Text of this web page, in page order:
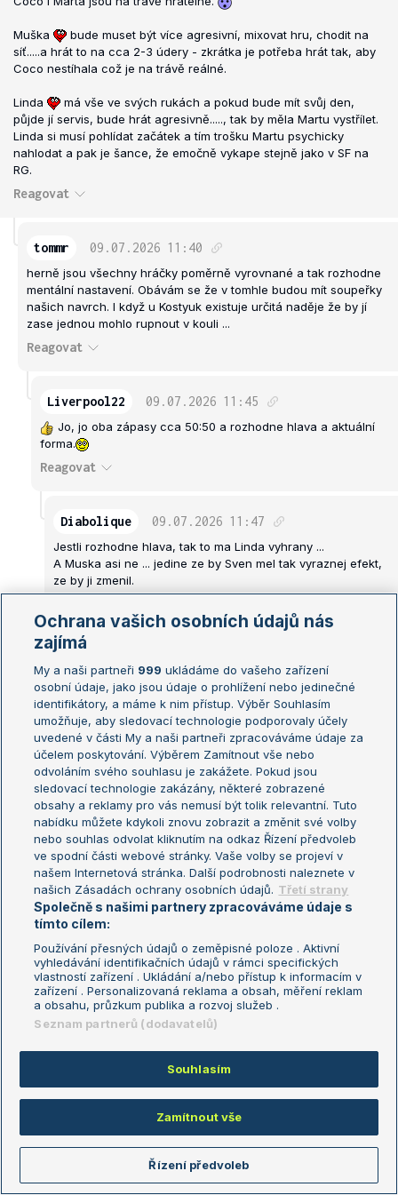
Muška
bude muset být více agresivní, mixovat hru, chodit na
síť.....a hrát to na cca 2-3 údery - zkrátka je potřeba hrát tak, aby
Coco nestíhala což je na trávě reálné.
Linda
má vše ve svých rukách a pokud bude mít svůj den,
půjde jí servis, bude hrát agresivně....., tak by měla Martu vystřílet.
Linda si musí pohlídat začátek a tím trošku Martu psychicky
nahlodat a pak je šance, že emočně vykape stejně jako v SF na
RG.
Reagovat
tommr 09.07.2026 11:40
herně jsou všechny hráčky poměrně vyrovnané a tak rozhodne
mentální nastavení. Obávám se že v tomhle budou mít soupeřky
našich navrch. I když u Kostyuk existuje určitá naděje že by jí
zase jednou mohlo rupnout v kouli ...
Reagovat
Liverpool22 09.07.2026 11:45
Jo, jo oba zápasy cca 50:50 a rozhodne hlava a aktuální
forma.
Reagovat
Diabolique 09.07.2026 11:47
Jestli rozhodne hlava, tak to ma Linda vyhrany ...
A Muska asi ne ... jedine ze by Sven mel tak vyraznej efekt,
ze by ji zmenil.
Karolína sice říká že na trávě to mají 0:0, ale v hlavě jí
určitě straší těch 0:6 na hardu. To nezmění ani
Groeneveld ...
Reagovat
Diabolique 09.07.2026 11:55
Ja to vim ... proto ji moc fandim, ale neverim. Za to
Linde verim naplno. Nikdo nema hlavu jako Linda.
Reagovat
Liverpool22 09.07.2026 11:59
Linda je flegmatička a introvertka což může být
výhoda. Ani žebříček neřeší
Je jí jedno jestli je 12,
10 nebo 7......
Reagovat
Tomas_Smid_fan 09.07.2026 12:10
samozřejmě, zajímá ji jen 1.místo
Reagovat
alcaraz.dva
Jasny...Keca
Nehledě na prohlášení...bude to
Ochrana vašich osobních údajů nás
zajímá
My a naši partneři 999 ukládáme do vašeho zařízení
osobní údaje, jako jsou údaje o prohlížení nebo jedinečné
identifikátory, a máme k nim přístup. Výběr Souhlasím
umožňuje, aby sledovací technologie podporovaly účely
uvedené v části My a naši partneři zpracováváme údaje za
účelem poskytování. Výběrem Zamítnout vše nebo
odvoláním svého souhlasu je zakážete. Pokud jsou
sledovací technologie zakázány, některé zobrazené
obsahy a reklamy pro vás nemusí být tolik relevantní. Tuto
nabídku můžete kdykoli znovu zobrazit a změnit své volby
nebo souhlas odvolat kliknutím na odkaz Řízení předvoleb
ve spodní části webové stránky. Vaše volby se projeví v
našem Internetová stránka. Další podrobnosti naleznete v
našich Zásadách ochrany osobních údajů. Třetí strany
Společně s našimi partnery zpracováváme údaje s
tímto cílem:
Používání přesných údajů o zeměpisné poloze . Aktivní
vyhledávání identifikačních údajů v rámci specifických
vlastností zařízení . Ukládání a/nebo přístup k informacím v
zařízení . Personalizovaná reklama a obsah, měření reklam
a obsahu, průzkum publika a rozvoj služeb .
Seznam partnerů (dodavatelů)
Souhlasím
Zamítnout vše
Řízení předvoleb